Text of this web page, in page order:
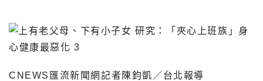
CNEWS匯流新聞網記者陳鈞凱／台北報導